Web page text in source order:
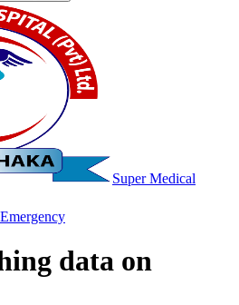
Super Medical
Emergency
data on